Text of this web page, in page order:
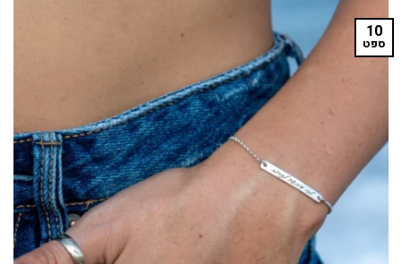
10
ספט